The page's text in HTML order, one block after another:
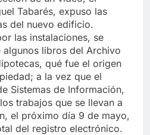
Tabarés, expuso las
del nuevo edificio.
las instalaciones, se
algunos libros del Archivo
qué fue el origen
a la vez que el
Sistemas de Información,
trabajos que se llevan a
el próximo día 9 de mayo,
del registro electrónico.